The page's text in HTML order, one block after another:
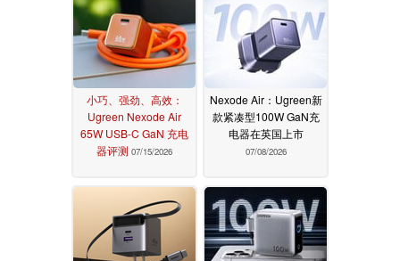
小巧、强劲、高效：
Ugreen Nexode Air
65W USB-C GaN 充电
器评测 07/15/2026
Nexode Air：Ugreen新
款紧凑型100W GaN充
电器在英国上市
07/08/2026